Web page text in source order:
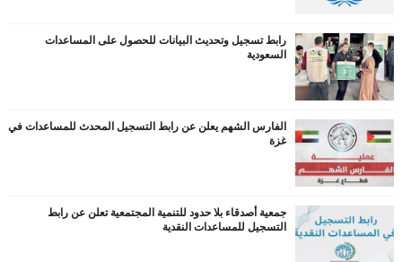
رابط تسجيل وتحديث البيانات للحصول على المساعدات
السعودية
الفارس الشهم يعلن عن رابط التسجيل المحدث للمساعدات في
غزة
جمعية أصدقاء بلا حدود للتنمية المجتمعية تعلن عن رابط
التسجيل للمساعدات النقدية